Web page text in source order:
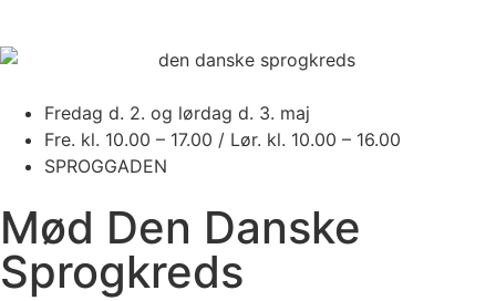
Fredag d. 2. og lørdag d. 3. maj
Fre. kl. 10.00 – 17.00 / Lør. kl. 10.00 – 16.00
SPROGGADEN
Mød Den Danske
Sprogkreds